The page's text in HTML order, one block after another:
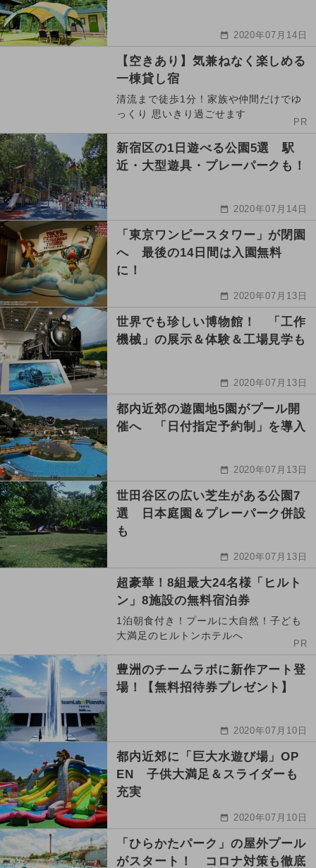
2020年07月14日
【空きあり】気兼ねなく楽しめる
一棟貸し宿
清流まで徒歩1分！家族や仲間だけでゆ
っくり 思いきり過ごせます
PR
新宿区の1日遊べる公園5選 駅
近・大型遊具・プレーパークも！
2020年07月14日
「東京ワンピースタワー」が閉園
へ 最後の14日間は入園無料
に！
2020年07月13日
世界でも珍しい博物館！ 「工作
機械」の展示＆体験＆工場見学も
2020年07月13日
都内近郊の遊園地5園がプール開
催へ 「日付指定予約制」を導入
2020年07月13日
世田谷区の広い芝生がある公園7
選 日本庭園＆プレーパーク併設
も
2020年07月13日
超豪華！8組最大24名様「ヒルト
ン」8施設の無料宿泊券
1泊朝食付き！プールに大自然！子ども
大満足のヒルトンホテルへ
PR
豊洲のチームラボに新作アート登
場！【無料招待券プレゼント】
2020年07月10日
都内近郊に「巨大水遊び場」OP
EN 子供大満足＆スライダーも
充実
2020年07月10日
「ひらかたパーク」の屋外プール
がスタート！ コロナ対策も徹底